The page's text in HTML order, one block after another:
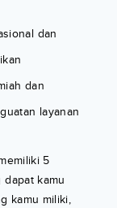
dan
dan
layanan
5
kamu
kamu miliki,